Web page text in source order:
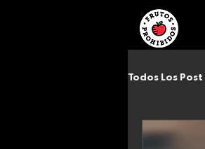
Todos Los Post